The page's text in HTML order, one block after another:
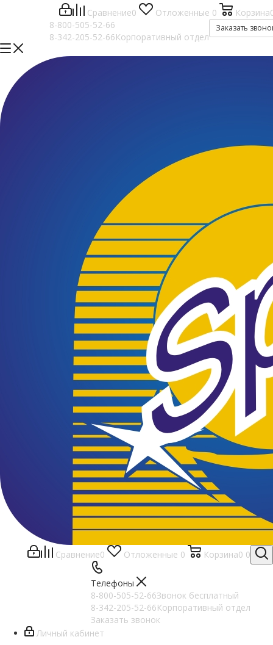
Сравнение0 Отложенные 0 Корзина
Заказать
8-800-505-52-66
8-342-205-52-66Корпоративный отдел
Сравнение0 Отложенные 0 Корзина0 0
Телефоны
8-800-505-52-66Звонок бесплатный
8-342-205-52-66Корпоративный отдел
Заказать звонок
Личный кабинет